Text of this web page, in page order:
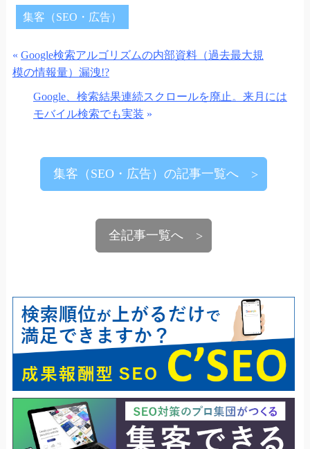
bo
ok
tte
r
集客（SEO・広告）
« Google検索アルゴリズムの内部資料（過去最大規
模の情報量）漏洩!?
Google、検索結果連続スクロールを廃止。来月には
モバイル検索でも実装 »
集客（SEO・広告）の記事一覧へ
全記事一覧へ